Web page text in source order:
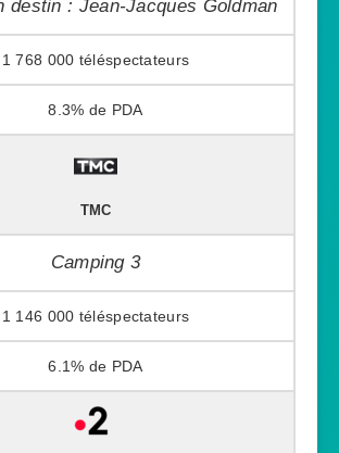
destin : Jean-Jacques Goldman
1 768 000
8.3%
TMC
Camping 3
1 146 000
6.1%